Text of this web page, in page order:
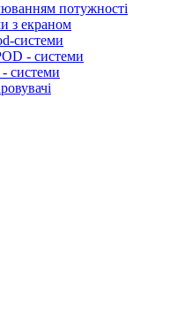
потужності
з екраном
системи
- системи
системи